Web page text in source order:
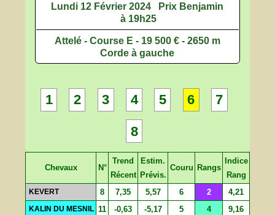
Lundi 12 Février 2024
Prix Benjamin
à 19h25
Attelé - Course E - 19 500 € - 2650 m
Corde à gauche
1 2 3 4 5 6 7
8
Chevaux N°
Trend
Récent
Estim.
Prévis.
Couru Rangs
Indice
Rang
KEVERT 8 7,35 5,57 6 2 4,21
KALIN DU MESNIL 11 -0,63 -5,17 5 4 9,16